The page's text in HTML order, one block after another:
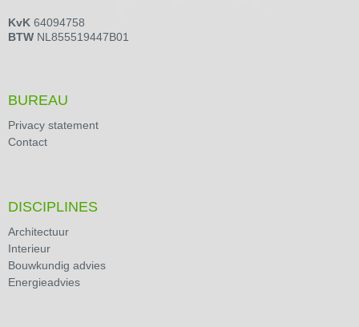
KvK 64094758
BTW NL855519447B01
BUREAU
Privacy statement
Contact
DISCIPLINES
Architectuur
Interieur
Bouwkundig advies
Energieadvies